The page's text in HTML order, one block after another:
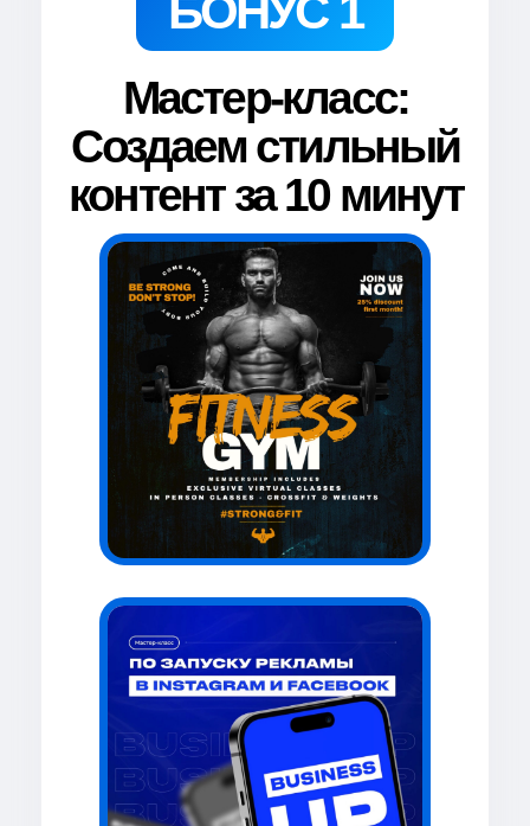
Доступ в закрытый
нетворкинг-чат
В нашем чате уже больше2000
и предпринимателей
из более 40 стран мира. Там ты
сможешь найти клиентов,
партнеров и исполнителей.
БОНУС 5
Видеоотзывы